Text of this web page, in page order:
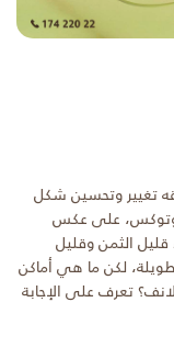
تغيير وتحسين شكل
على عكس
قليل الثمن وقليل
لكن ما هي أماكن
تعرف على الإجابة